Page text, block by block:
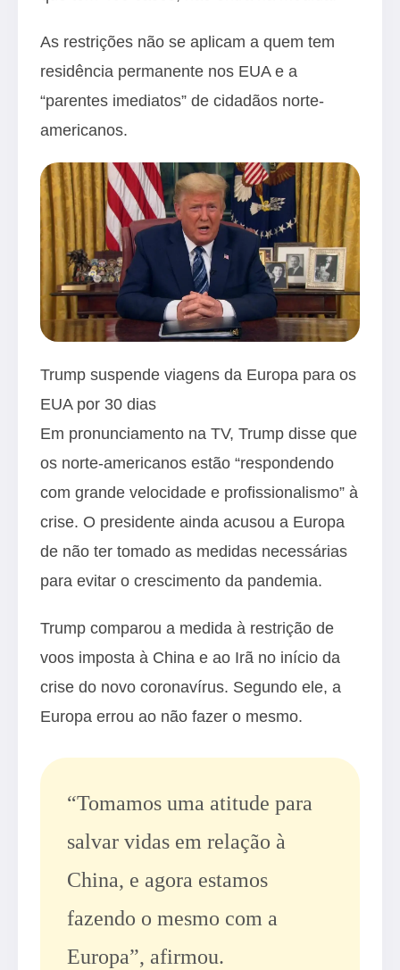
As restrições não se aplicam a quem tem
residência permanente nos EUA e a
“parentes imediatos” de cidadãos norte-
americanos.
Trump suspende viagens da Europa para os
EUA por 30 dias
Em pronunciamento na TV, Trump disse que
os norte-americanos estão “respondendo
com grande velocidade e profissionalismo” à
crise. O presidente ainda acusou a Europa
de não ter tomado as medidas necessárias
para evitar o crescimento da pandemia.
Trump comparou a medida à restrição de
voos imposta à China e ao Irã no início da
crise do novo coronavírus. Segundo ele, a
Europa errou ao não fazer o mesmo.
“Tomamos uma atitude para
salvar vidas em relação à
China, e agora estamos
fazendo o mesmo com a
Europa”, afirmou.